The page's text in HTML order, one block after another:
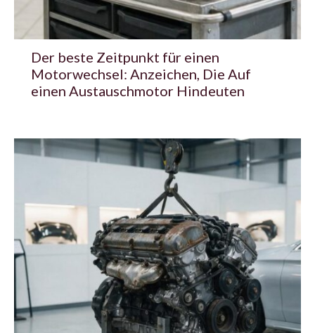
Der beste Zeitpunkt für einen
Motorwechsel: Anzeichen, Die Auf
einen Austauschmotor Hindeuten